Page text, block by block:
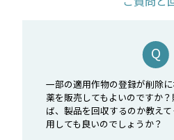
一部の適用作物の登録が削除
薬を販売してもよいのですか
ば、製品を回収するのか教え
用しても良いのでしょうか？